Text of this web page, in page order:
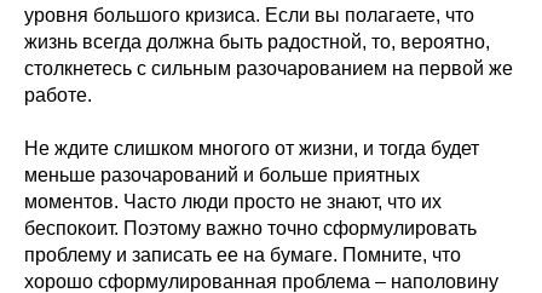
уровня большого кризиса. Если вы полагаете, что
жизнь всегда должна быть радостной, то, вероятно,
столкнетесь с сильным разочарованием на первой же
работе.
Не ждите слишком многого от жизни, и тогда будет
меньше разочарований и больше приятных
моментов. Часто люди просто не знают, что их
беспокоит. Поэтому важно точно сформулировать
проблему и записать ее на бумаге. Помните, что
хорошо сформулированная проблема – наполовину